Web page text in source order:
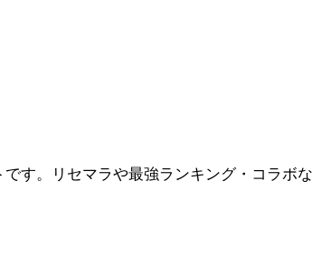
す。リセマラや最強ランキング・コラボ